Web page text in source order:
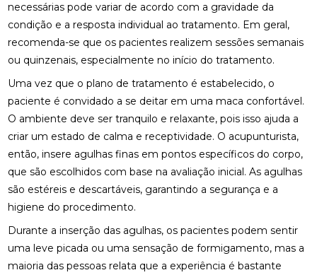
necessárias pode variar de acordo com a gravidade da
condição e a resposta individual ao tratamento. Em geral,
recomenda-se que os pacientes realizem sessões semanais
ou quinzenais, especialmente no início do tratamento.
Uma vez que o plano de tratamento é estabelecido, o
paciente é convidado a se deitar em uma maca confortável.
O ambiente deve ser tranquilo e relaxante, pois isso ajuda a
criar um estado de calma e receptividade. O acupunturista,
então, insere agulhas finas em pontos específicos do corpo,
que são escolhidos com base na avaliação inicial. As agulhas
são estéreis e descartáveis, garantindo a segurança e a
higiene do procedimento.
Durante a inserção das agulhas, os pacientes podem sentir
uma leve picada ou uma sensação de formigamento, mas a
maioria das pessoas relata que a experiência é bastante
FATORES QUE IMPACTAM O PREÇO DE PALMILHA
3D
MELHORAR SEU EQUILÍBRIO
FISIOTERAPIA DE REABILITAÇÃO VESTIBULAR PARA
MELHORAR SEU EQUILÍBRIO
FISIOTERAPIA MOTORA E RESPIRATÓRIA:
BENEFÍCIOS E PRÁTICAS
BENEFÍCIOS E PRÁTICAS ESSENCIAIS
FISIOTERAPIA MOTORA E RESPIRATÓRIA:
BENEFÍCIOS E ABORDAGENS EFICAZES
FISIOTERAPIA NA LABIRINTITE: COMO O